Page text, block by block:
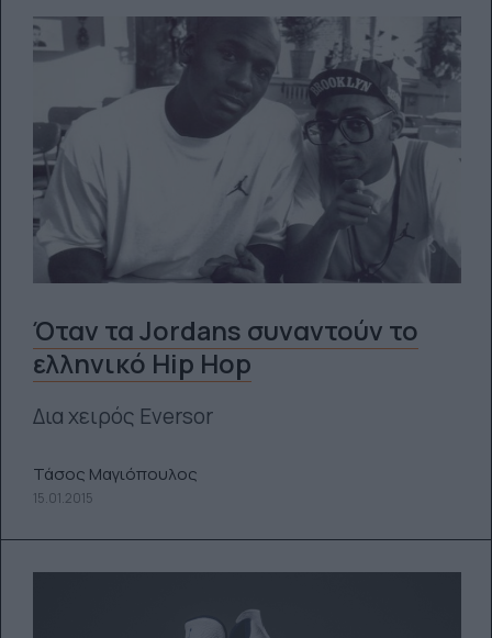
Όταν τα Jordans συναντούν το
ελληνικό Hip Hop
Δια χειρός Eversor
Τάσος Μαγιόπουλος
15.01.2015